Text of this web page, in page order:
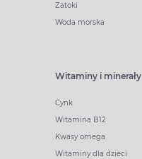
Zatoki
Woda morska
Witaminy i minerały
Cynk
Witamina B12
Kwasy omega
Witaminy dla dzieci